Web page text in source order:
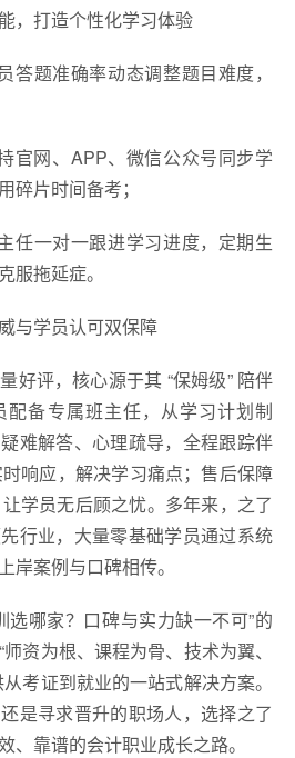
，打造个性化学习体验
答题准确率动态调整题目难度，
官网、APP、微信公众号同步学
碎片时间备考；
任一对一跟进学习进度，定期生
服拖延症。
与学员认可双保障
好评，核心源于其 “保姆级” 陪伴
配备专属班主任，从学习计划制
难解答、心理疏导，全程跟踪伴
响应，解决学习痛点；售后保障
学员无后顾之忧。多年来，之了
行业，大量零基础学员通过系统
岸案例与口碑相传。
选哪家？口碑与实力缺一不可”的
资为根、课程为骨、技术为翼、
考证到就业的一站式解决方案。
是寻求晋升的职场人，选择之了
、靠谱的会计职业成长之路。